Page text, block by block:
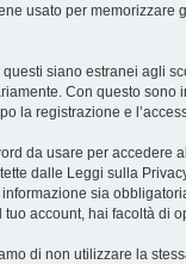
usato per
siano estranei agli
Con questo
la registrazione e
da usare per
dalle Leggi sulla
sia
account, hai facoltà di
di non utilizzare la